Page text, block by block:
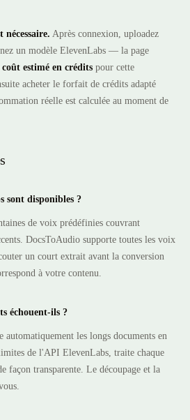
Après connexion, uploadez
un modèle ElevenLabs — la page
coût estimé en crédits pour cette
acheter le forfait de crédits adapté
réelle est calculée au moment de
sont disponibles ?
de voix prédéfinies couvrant
DocsToAudio supporte toutes les voix
un court extrait avant la conversion
à votre contenu.
échouent-ils ?
automatiquement les longs documents en
de l'API ElevenLabs, traite chaque
façon transparente. Le découpage et la